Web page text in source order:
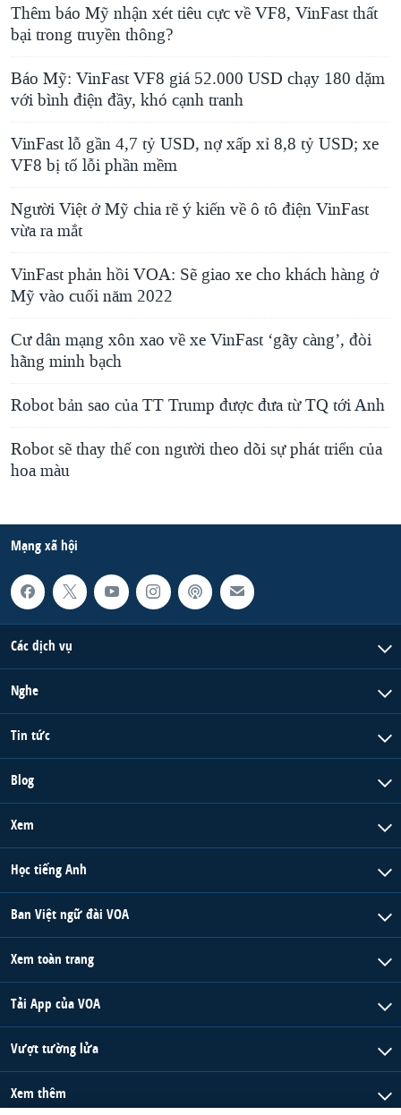
Thêm báo Mỹ nhận xét tiêu cực về VF8, VinFast thất
bại trong truyền thông?
Báo Mỹ: VinFast VF8 giá 52.000 USD chạy 180 dặm
với bình điện đầy, khó cạnh tranh
VinFast lỗ gần 4,7 tỷ USD, nợ xấp xỉ 8,8 tỷ USD; xe
VF8 bị tố lỗi phần mềm
Người Việt ở Mỹ chia rẽ ý kiến về ô tô điện VinFast
vừa ra mắt
VinFast phản hồi VOA: Sẽ giao xe cho khách hàng ở
Mỹ vào cuối năm 2022
Cư dân mạng xôn xao về xe VinFast ‘gãy càng’, đòi
hãng minh bạch
Robot bản sao của TT Trump được đưa từ TQ tới Anh
Robot sẽ thay thế con người theo dõi sự phát triển của
hoa màu
Mạng xã hội
Các dịch vụ
Nghe
Tin tức
Blog
Xem
Học tiếng Anh
Ban Việt ngữ đài VOA
Xem toàn trang
Tải App của VOA
Vượt tường lửa
Xem thêm